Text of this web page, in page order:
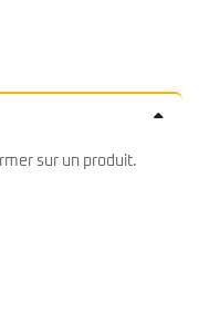
sur un produit.